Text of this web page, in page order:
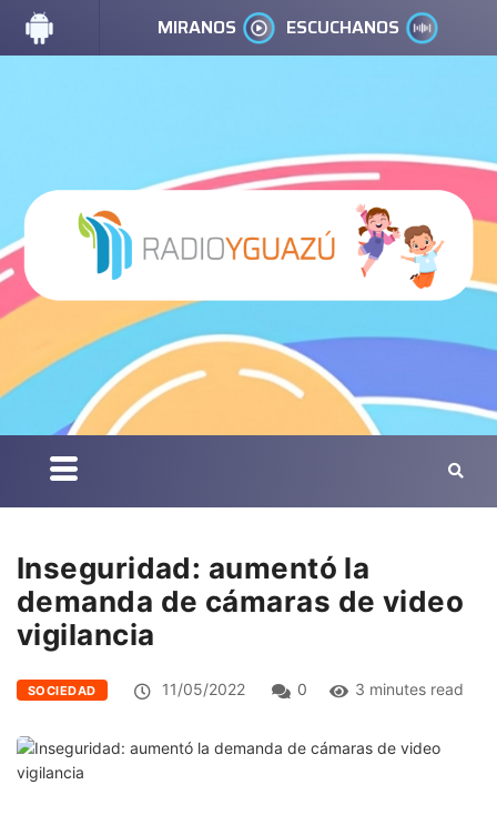
MIRANOS ESCUCHANOS
Inseguridad: aumentó la
demanda de cámaras de video
vigilancia
SOCIEDAD 11/05/2022 0 3 minutes read